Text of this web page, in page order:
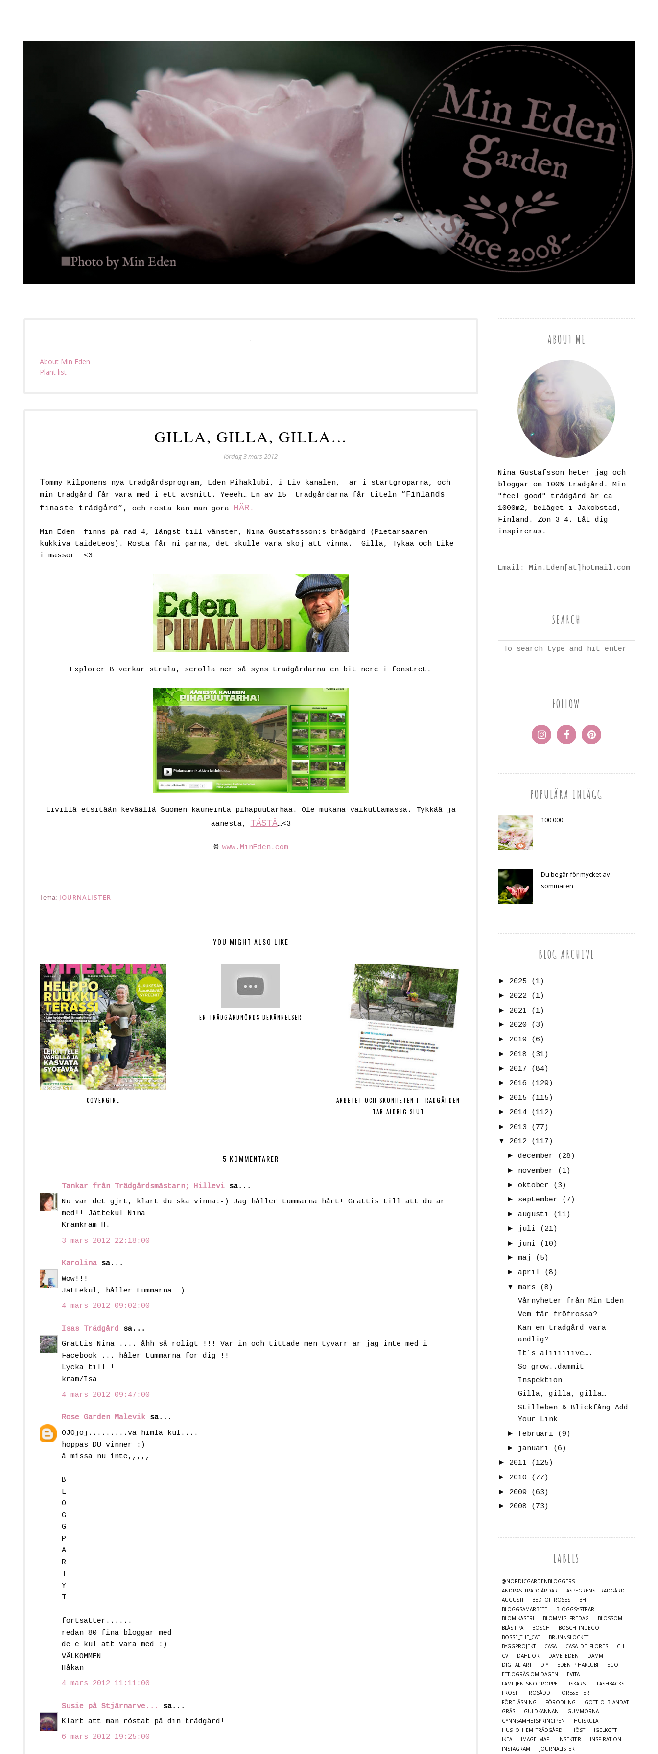
About Min Eden
Plant list
GILLA, GILLA, GILLA…
lördag 3 mars 2012
Tommy Kilponens nya trädgårdsprogram, Eden Pihaklubi, i Liv-kanalen, är i startgroparna, och
min trädgård får vara med i ett avsnitt. Yeeeh… En av 15 trädgårdarna får titeln “Finlands
finaste trädgård”,
och rösta kan man göra HÄR .
Min Eden finns på rad 4, längst till vänster, Nina Gustafssson:s trädgård (Pietarsaaren
kukkiva taideteos). Rösta får ni gärna, det skulle vara skoj att vinna. Gilla, Tykää och Like
i massor <3
Explorer 8 verkar strula, scrolla ner så syns trädgårdarna en bit nere i fönstret.
Livillä etsitään keväällä Suomen kauneinta pihapuutarhaa. Ole mukana vaikuttamassa. Tykkää ja
äänestä,
TÄSTÄ…<3
© www.MinEden.com
Tema: JOURNALISTER
YOU MIGHT ALSO LIKE
COVERGIRL
EN TRÄDGÅRDNÖRDS BEKÄNNELSER
ARBETET OCH SKÖNHETEN I TRÄDGÅRDEN
TAR ALDRIG SLUT
5 KOMMENTARER
Tankar från Trädgårdsmästarn; Hillevi sa...
Nu var det gjrt, klart du ska vinna:-) Jag håller tummarna hårt! Grattis till att du är
med!! Jättekul Nina
Kramkram H.
3 mars 2012 22:18:00
Karolina sa...
Wow!!!
Jättekul, håller tummarna =)
4 mars 2012 09:02:00
Isas Trädgård sa...
Grattis Nina .... åhh så roligt !!! Var in och tittade men tyvärr är jag inte med i
Facebook ... håler tummarna för dig !!
Lycka till !
kram/Isa
4 mars 2012 09:47:00
Rose Garden Malevik sa...
OJOjoj.........va himla kul....
hoppas DU vinner :)
å missa nu inte,,,,,
B
L
O
G
G
P
A
R
T
Y
T
fortsätter......
redan 80 fina bloggar med
de e kul att vara med :)
VÄLKOMMEN
Håkan
4 mars 2012 11:11:00
Susie på Stjärnarve...
sa...
Klart att man röstat på din trädgård!
6 mars 2012 19:25:00
ABOUT ME
Nina Gustafsson heter jag och
bloggar om 100% trädgård. Min
"feel good" trädgård är ca
1000m2, beläget i Jakobstad,
Finland. Zon 3-4. Låt dig
inspireras.
Email: Min.Eden[ät]hotmail.com
SEARCH
FOLLOW
POPULÄRA INLÄGG
100 000
Du begär för mycket av
sommaren
BLOG ARCHIVE
► 2025
(1)
► 2022
(1)
► 2021
(1)
► 2020
(3)
► 2019
(6)
► 2018
(31)
► 2017
(84)
► 2016
(129)
► 2015
(115)
► 2014
(112)
► 2013
(77)
▼
2012
(117)
► december
(28)
► november
(1)
► oktober
(3)
► september
(7)
► augusti
(11)
► juli
(21)
► juni
(10)
► maj
(5)
► april
(8)
▼
mars
(8)
Vårnyheter från Min Eden
Vem får fröfrossa?
Kan en trädgård vara
andlig?
It´s aliiiiiive….
So grow..dammit
Inspektion
Gilla, gilla, gilla…
Stilleben & Blickfång Add
Your Link
► februari
(9)
► januari
(6)
► 2011
(125)
► 2010
(77)
► 2009
(63)
► 2008 (73)
LABELS
@NORDICGARDENBLOGGERS
ANDRAS TRÄDGÅRDAR
ASPEGRENS TRÄDGÅRD
AUGUSTI
BED OF ROSES
BH
BLOGGSAMARBETE
BLOGGSYSTRAR
BLOM-KÅSERI
BLOMMIG FREDAG
BLOSSOM
BLÅSIPPA
BOSCH
BOSCH INDEGO
BOSSE_THE_CAT
BRUNNSLOCKET
BYGGPROJEKT
CASA CASA DE FLORES
CHI
CV
DAHLIOR DAME EDEN
DAMM
DIGITAL ART
DIY EDEN PIHAKLUBI
EGO
ETT.OGRÄS.OM.DAGEN
EVITA
FAMILJEN_SNÖDROPPE
FISKARS
FLASHBACKS
FROST
FRÖSÅDD
FÖRE&EFTER
FÖRELÄSNING
FÖRODLING
GOTT O BLANDAT
GRÄS
GULDKANNAN
GUMMORNA
GYNNSAMHETSPRINCIPEN
HUISKULA
HUS O HEM TRÄDGÅRD
HÖST
IGELKOTT
IKEA
IMAGE MAP INSEKTER
INSPIRATION
INSTAGRAM
JOURNALISTER